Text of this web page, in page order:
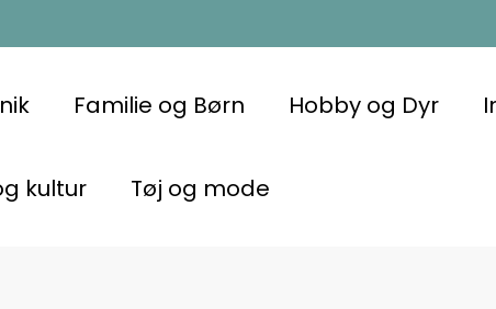
Familie og Børn Hobby og Dyr
kultur Tøj og mode